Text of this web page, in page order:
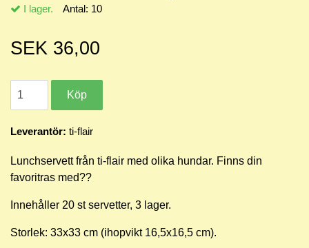
I lager. Antal: 10
SEK 36,00
Leverantör: ti-flair
Lunchservett från ti-flair med olika hundar. Finns din
favoritras med??
Innehåller 20 st servetter, 3 lager.
Storlek: 33x33 cm (ihopvikt 16,5x16,5 cm).